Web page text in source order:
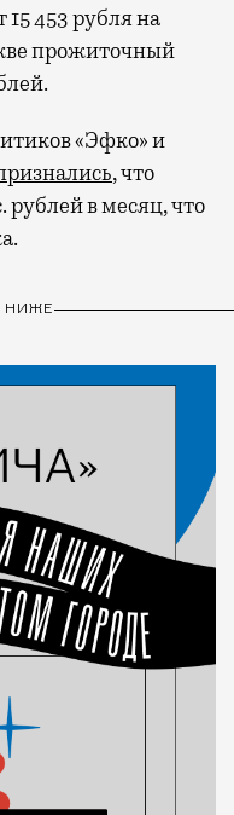
15 453 рубля на
прожиточный
«Эфко» и
, что
рублей в месяц, что
НИЖЕ